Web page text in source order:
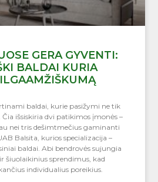
GERA GYVENTI:
BALDAI KURIA
baldai, kurie pasižymi ne tik
išsiskiria dvi patikimos įmonės –
nei tris dešimtmečius gaminanti
Balsita, kurios specializacija –
baldai. Abi bendrovės sujungia
šiuolaikinius sprendimus, kad
individualius poreikius.